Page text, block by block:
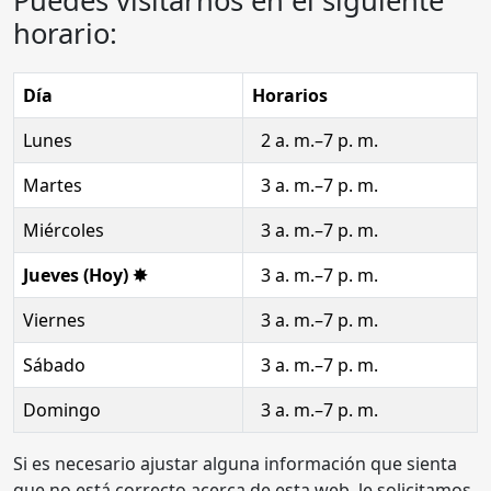
horario:
Día
Horarios
Lunes
2 a. m.–7 p. m.
Martes
3 a. m.–7 p. m.
Miércoles
3 a. m.–7 p. m.
Jueves (Hoy) ✸
3 a. m.–7 p. m.
Viernes
3 a. m.–7 p. m.
Sábado
3 a. m.–7 p. m.
Domingo
3 a. m.–7 p. m.
Si es necesario ajustar alguna información que sienta